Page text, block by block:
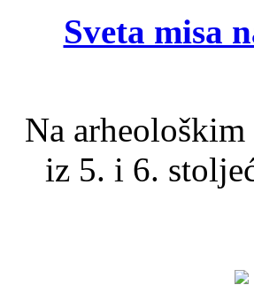
Sveta misa
Na
iz 5. i 6.